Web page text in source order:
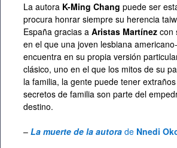
La autora K-Ming Chang puede ser
procura honrar siempre su herencia
España gracias a Aristas Martínez con
en el que una joven lesbiana
encuentra en su propia versión
clásico, uno en el que los mitos de su
la familia, la gente puede tener
secretos de familia son parte del
destino.
– La muerte de la autora de Nnedi